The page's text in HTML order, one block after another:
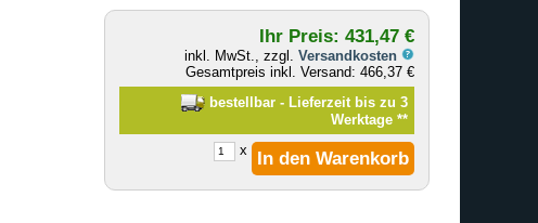
Ihr Preis: 431,47 €
inkl. MwSt., zzgl.Versandkosten
Gesamtpreis inkl. Versand: 466,37 €
bestellbar - Lieferzeit bis zu 3
Werktage **
x